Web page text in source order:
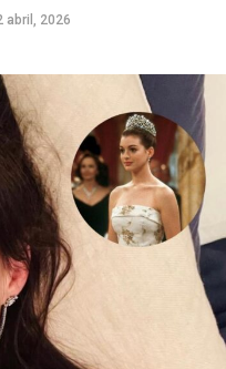
abril, 2026